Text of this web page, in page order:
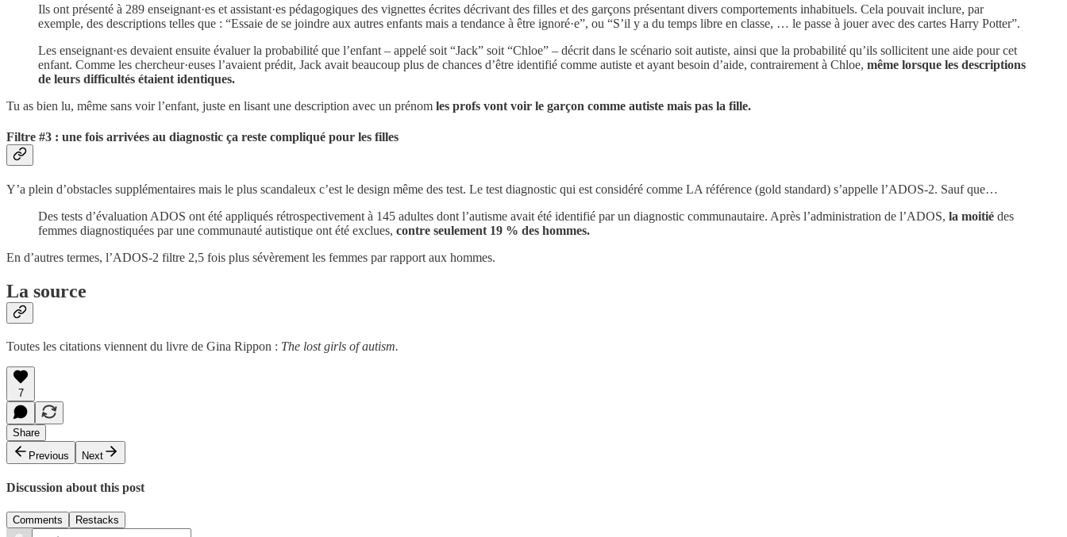
Ils ont présenté à 289 enseignant·es et assistant·es pédagogiques des vignettes écrites décrivant des filles et des garçons présentant divers comportements inhabituels. Cela pouvait inclure, par
exemple, des descriptions telles que : “Essaie de se joindre aux autres enfants mais a tendance à être ignoré·e”, ou “S’il y a du temps libre en classe, … le passe à jouer avec des cartes Harry Potter”.
Les enseignant·es devaient ensuite évaluer la probabilité que l’enfant – appelé soit “Jack” soit “Chloe” – décrit dans le scénario soit autiste, ainsi que la probabilité qu’ils sollicitent une aide pour cet
enfant. Comme les chercheur·euses l’avaient prédit, Jack avait beaucoup plus de chances d’être identifié comme autiste et ayant besoin d’aide, contrairement à Chloe, même lorsque les descriptions
de leurs difficultés étaient identiques.
Tu as bien lu, même sans voir l’enfant, juste en lisant une description avec un prénom les profs vont voir le garçon comme autiste mais pas la fille.
Filtre #3 : une fois arrivées au diagnostic ça reste compliqué pour les filles
Y’a plein d’obstacles supplémentaires mais le plus scandaleux c’est le design même des test. Le test diagnostic qui est considéré comme LA référence (gold standard) s’appelle l’ADOS-2. Sauf que…
Des tests d’évaluation ADOS ont été appliqués rétrospectivement à 145 adultes dont l’autisme avait été identifié par un diagnostic communautaire. Après l’administration de l’ADOS, la moitié des
femmes diagnostiquées par une communauté autistique ont été exclues, contre seulement 19 % des hommes.
En d’autres termes, l’ADOS-2 filtre 2,5 fois plus sévèrement les femmes par rapport aux hommes.
La source
Toutes les citations viennent du livre de Gina Rippon : The lost girls of autism.
7
Share
Previous
Next
Discussion about this post
Comments Restacks